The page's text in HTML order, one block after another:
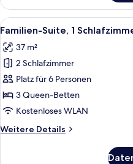
2 Queen-
Betten
Alle
Fotos
für
Familien-
Suite,
1
Schlafzimmer
8
Familien-Suite, 1
37 m²
2 Schlafzimmer
Platz für 6 Personen
3 Queen-Betten
Kostenloses WLAN
Weitere Details
Weitere